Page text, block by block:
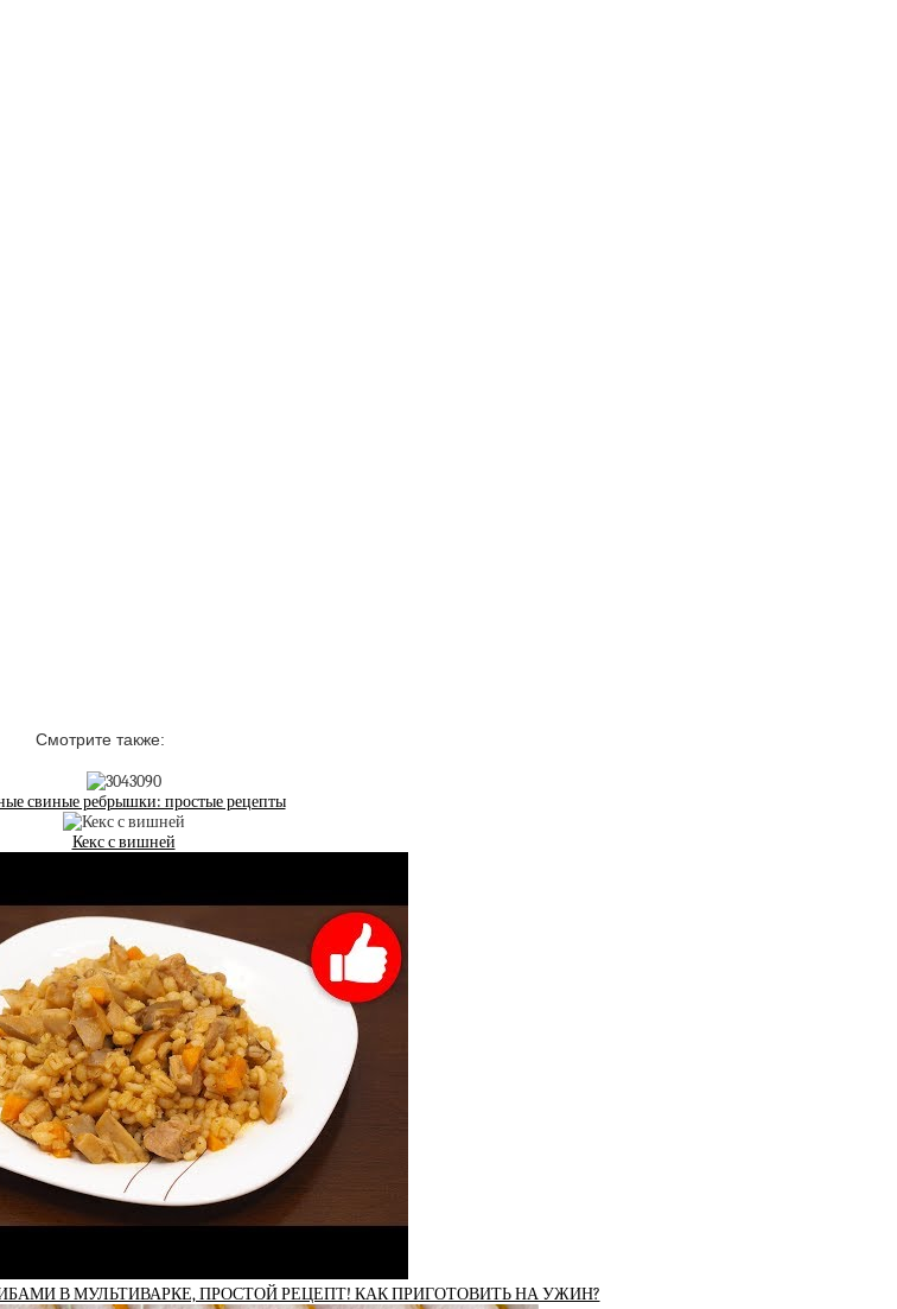
Смотрите также:
свиные ребрышки: простые рецепты
Кекс с вишней
В МУЛЬТИВАРКЕ, ПРОСТОЙ РЕЦЕПТ! КАК ПРИГОТОВИТЬ НА УЖИН?